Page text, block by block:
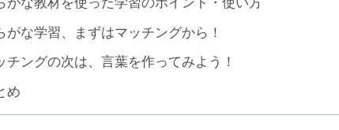
がな学習、まずはマッチングから！
チングの次は、言葉を作ってみよう！
め